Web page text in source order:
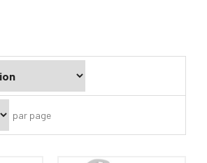
de REGELAV, votre source fiable
têtes de lavage 3D de qualité
êtes un professionnel en quête de
industriels de pointe, vous êtes au
par page